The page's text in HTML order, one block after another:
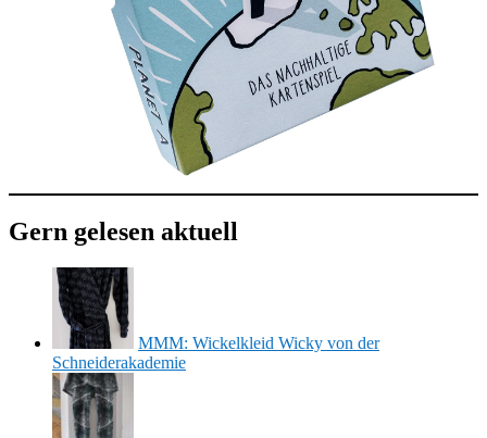
Gern gelesen aktuell
MMM: Wickelkleid Wicky von der
Schneiderakademie